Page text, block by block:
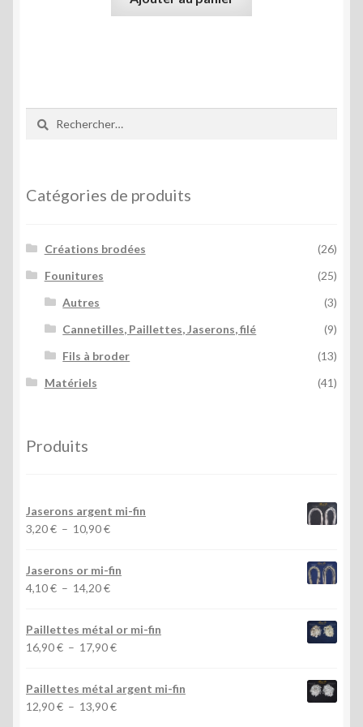
Catégories de produits
Créations brodées
(26)
Founitures
(25)
Autres
(3)
Cannetilles, Paillettes, Jaserons, filé
(9)
Fils à broder
(13)
Matériels
(41)
Produits
Jaserons argent mi-fin
3,20€ – 10,90€Plage
prix :
Jaserons or mi-fin
4,10€ – 14,20€Plage
prix :
4,10 €
Paillettes métal or mi-fin
16,90€ – 17,90€Plage
Paillettes métal argent mi-fin
12,90€ – 13,90€Plage